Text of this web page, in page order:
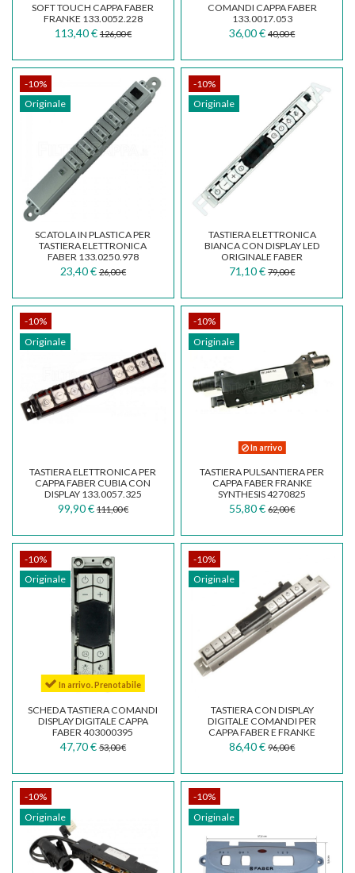
SOFT TOUCH CAPPA FABER
FRANKE 133.0052.228
113,40 € 126,00 €
COMANDI CAPPA FABER
133.0017.053
36,00 € 40,00 €
-10%
Originale
SCATOLA IN PLASTICA PER
TASTIERA ELETTRONICA
FABER 133.0250.978
23,40 € 26,00 €
-10%
Originale
TASTIERA ELETTRONICA
BIANCA CON DISPLAY LED
ORIGINALE FABER
403000392 133.0055.283
71,10 € 79,00 €
-10%
Originale
TASTIERA ELETTRONICA PER
CAPPA FABER CUBIA CON
DISPLAY 133.0057.325
99,90 € 111,00 €
-10%
Originale
In arrivo
TASTIERA PULSANTIERA PER
CAPPA FABER FRANKE
SYNTHESIS 4270825
133.0064.352
55,80 € 62,00 €
-10%
Originale
In arrivo. Prenotabile
SCHEDA TASTIERA COMANDI
DISPLAY DIGITALE CAPPA
FABER 403000395
133.0059.120
47,70 € 53,00 €
-10%
Originale
TASTIERA CON DISPLAY
DIGITALE COMANDI PER
CAPPA FABER E FRANKE
133.0017.062
86,40 € 96,00 €
-10%
Originale
-10%
Originale